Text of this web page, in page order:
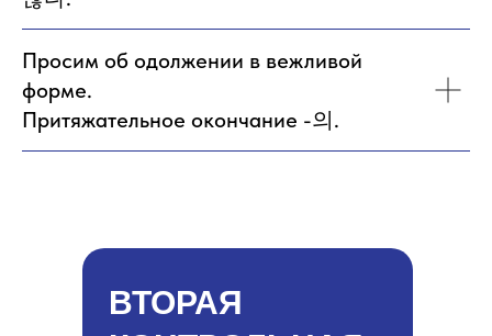
Просим об одолжении в вежливой
форме.
Притяжательное окончание -의.
ВТОРАЯ